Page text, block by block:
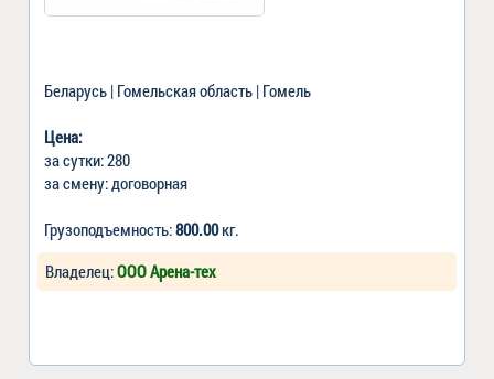
Беларусь | Гомельская область | Гомель
Цена:
за сутки: 280
за смену: договорная
Грузоподъемность:800.00кг.
Владелец:ООО Арена-тех